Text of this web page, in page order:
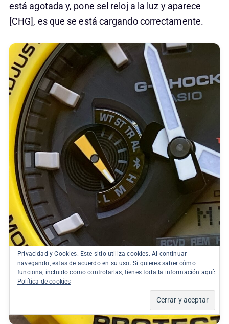
está agotada y, pone sel reloj a la luz y aparece
[CHG], es que se está cargando correctamente.
Privacidad y Cookies: Este sitio utiliza cookies. Al continuar
navegando, estas de acuerdo en su uso. Si quieres saber cómo
funciona, incluido como controlarlas, tienes toda la información aquí:
Política de cookies